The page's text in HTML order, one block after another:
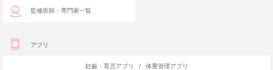
監修医師・専門家一覧
アプリ
妊娠・育児アプリ / 体重管理アプリ